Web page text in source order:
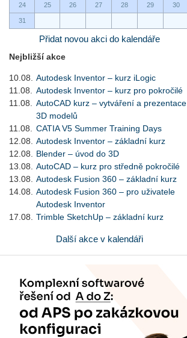
24 25 26 27 28 29 30
31
Přidat novou akci do kalendáře
Nejbližší akce
10.08.
Autodesk Inventor – kurz iLogic
11.08.
Autodesk Inventor – kurz pro pokročilé
11.08.
AutoCAD kurz – vytváření a prezentace
3D modelů
11.08.
CATIA V5 Summer Training Days
12.08.
Autodesk Inventor – základní kurz
12.08.
Blender – úvod do 3D
13.08.
AutoCAD – kurz pro středně pokročilé
13.08.
Autodesk Fusion 360 – základní kurz
14.08.
Autodesk Fusion 360 – pro uživatele
Autodesk Inventor
17.08.
Trimble SketchUp – základní kurz
Další akce v kalendáři